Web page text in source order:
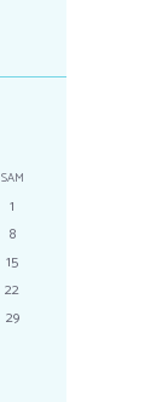
SAM
1
8
15
22
29